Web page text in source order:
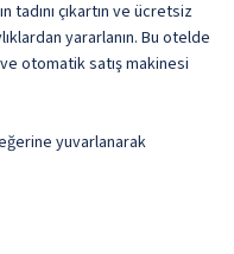
çıkartın ve ücretsiz
yararlanın. Bu otelde
otomatik satış makinesi
yuvarlanarak